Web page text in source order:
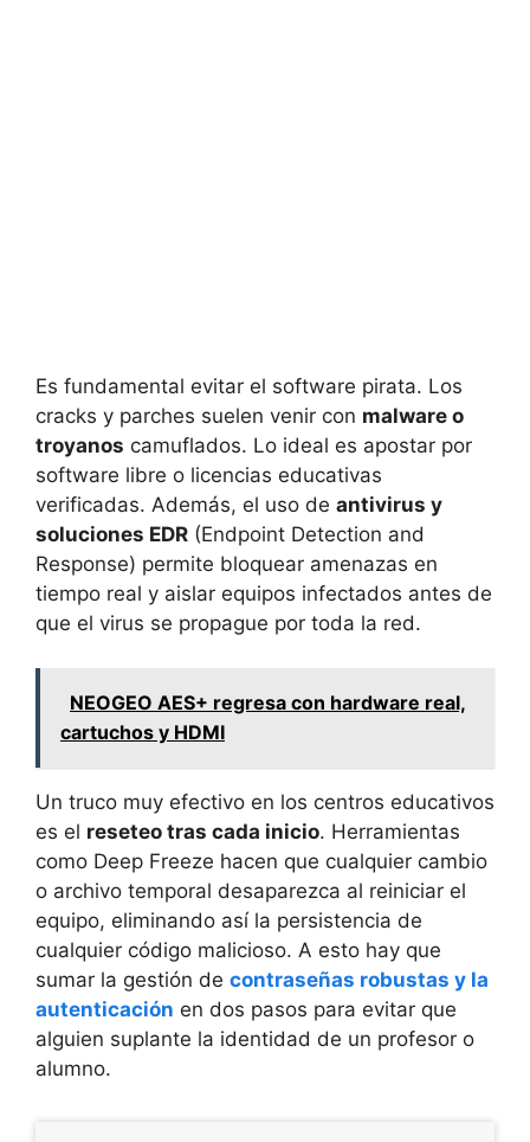
Es fundamental evitar el software pirata. Los
cracks y parches suelen venir con malware o
troyanos camuflados. Lo ideal es apostar por
software libre o licencias educativas
verificadas. Además, el uso de antivirus y
soluciones EDR (Endpoint Detection and
Response) permite bloquear amenazas en
tiempo real y aislar equipos infectados antes de
que el virus se propague por toda la red.
NEOGEO AES+ regresa con hardware real,
cartuchos y HDMI
Un truco muy efectivo en los centros educativos
es el reseteo tras cada inicio. Herramientas
como Deep Freeze hacen que cualquier cambio
o archivo temporal desaparezca al reiniciar el
equipo, eliminando así la persistencia de
cualquier código malicioso. A esto hay que
sumar la gestión de contraseñas robustas y la
autenticación en dos pasos para evitar que
alguien suplante la identidad de un profesor o
alumno.